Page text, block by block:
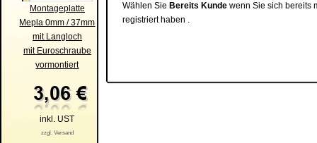
Montageplatte
Mepla 0mm / 37mm
mit Langloch
mit Euroschraube
vormontiert
inkl. UST
zzgl. Versand
Wählen Sie Bereits Kunde wenn Sie sich bereits
registriert haben .